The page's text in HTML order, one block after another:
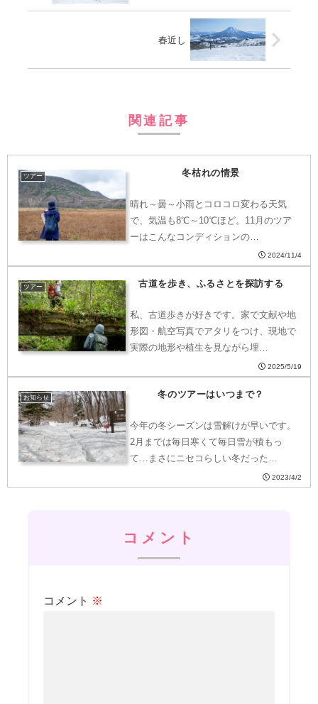
春近し
関連記事
ツアー 冬枯れの情景
晴れ～曇～小雨とコロコロ変わる天気
で、気温も8℃～10℃ほど。11月のツア
ーはこんなコンディションの…
2024/11/4
ツアー 古道を歩き、ふるさとを探訪する
私、古道歩きが好きです。家で文献や地
形図・航空写真でアタリをつけ、現地で
実際の地形や植生を見ながら埋…
2025/5/19
お知らせ 冬のツアーはいつまで？
今年の冬シーズンは雪解けが早いです。
2月までは毎日寒くて毎日雪が積もっ
て…まさにニセコらしい冬だった…
2023/4/2
コメント
コメント ※